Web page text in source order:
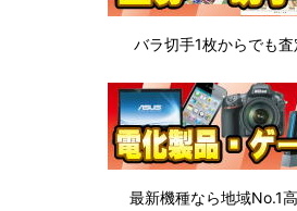
バラ切手1枚からでも
最新機種なら地域No.1